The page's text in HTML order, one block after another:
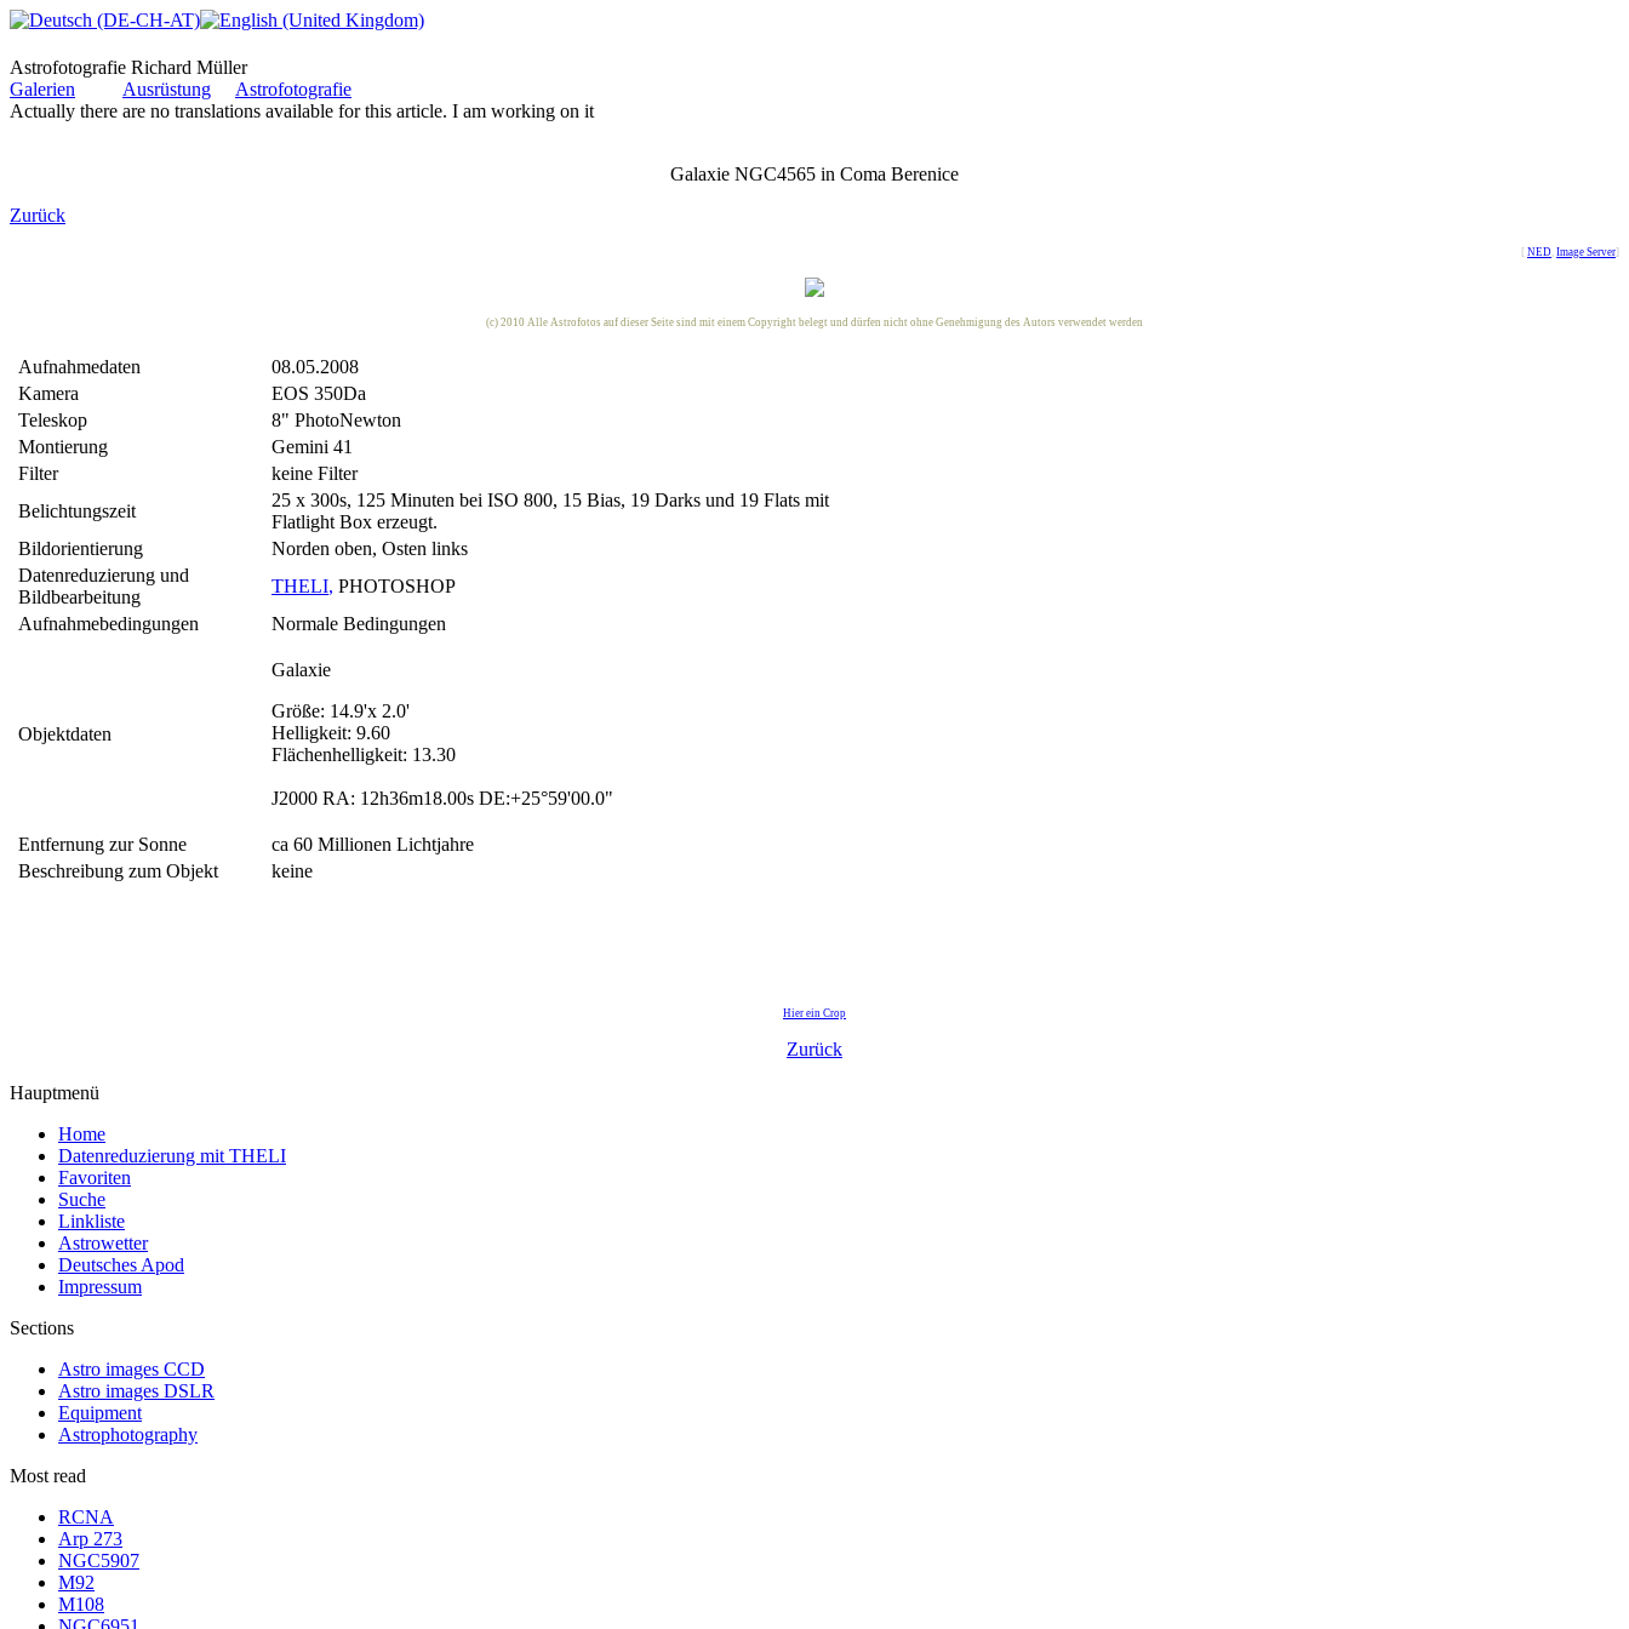
Astrofotografie Richard Müller
Galerien
Ausrüstung
Astrofotografie
Actually there are no translations available for this article. I am working on it
Galaxie NGC4565 in Coma Berenice
Zurück
[ NED, Image Server]
(c) 2010 Alle Astrofotos auf dieser Seite sind mit einem Copyright belegt und dürfen nicht ohne Genehmigung des Autors verwendet werden
Aufnahmedaten
08.05.2008
Kamera
EOS 350Da
Teleskop
8" PhotoNewton
Montierung
Gemini 41
Filter
keine Filter
Belichtungszeit
25 x 300s, 125 Minuten bei ISO 800, 15 Bias, 19 Darks und 19 Flats mit
Flatlight Box erzeugt.
Bildorientierung
Norden oben, Osten links
Datenreduzierung und
Bildbearbeitung
THELI, PHOTOSHOP
Aufnahmebedingungen
Normale Bedingungen
Objektdaten
Galaxie
Größe: 14.9'x 2.0'
Helligkeit: 9.60
Flächenhelligkeit: 13.30
J2000 RA: 12h36m18.00s DE:+25°59'00.0"
Entfernung zur Sonne
ca 60 Millionen Lichtjahre
Beschreibung zum Objekt
keine
Hier ein Crop
Zurück
Hauptmenü
Home
Datenreduzierung mit THELI
Favoriten
Suche
Linkliste
Astrowetter
Deutsches Apod
Impressum
Sections
Astro images CCD
Astro images DSLR
Equipment
Astrophotography
Most read
RCNA
Arp 273
NGC5907
M92
M108